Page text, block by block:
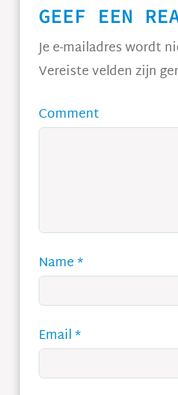
GEEF EEN
Je e-mailadres wordt
Vereiste velden zijn
Comment
Name*
Email*